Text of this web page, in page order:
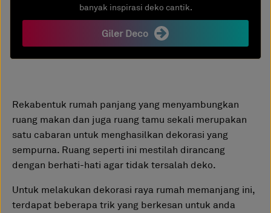
banyak inspirasi deko cantik.
Giler Deco
Rekabentuk rumah panjang yang menyambungkan
ruang makan dan juga ruang tamu sekali merupakan
satu cabaran untuk menghasilkan dekorasi yang
sempurna. Ruang seperti ini mestilah dirancang
dengan berhati-hati agar tidak tersalah deko.
Untuk melakukan dekorasi raya rumah memanjang ini,
terdapat beberapa trik yang berkesan untuk anda